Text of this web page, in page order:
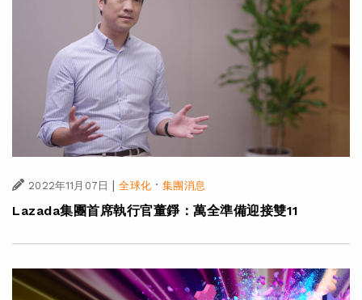
2022年11月07日 | 全球化·集團消息
Lazada集團首席執行官董錚：萬全準備迎接雙11